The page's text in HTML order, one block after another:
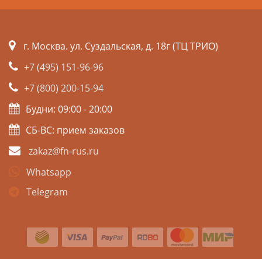
г. Москва. ул. Суздальская, д. 18г (ТЦ ТРИО)
+7 (495) 151-96-96
+7 (800) 200-15-94
Будни: 09:00 - 20:00
СБ-ВС: прием заказов
zakaz@fn-rus.ru
Whatsapp
Telegram